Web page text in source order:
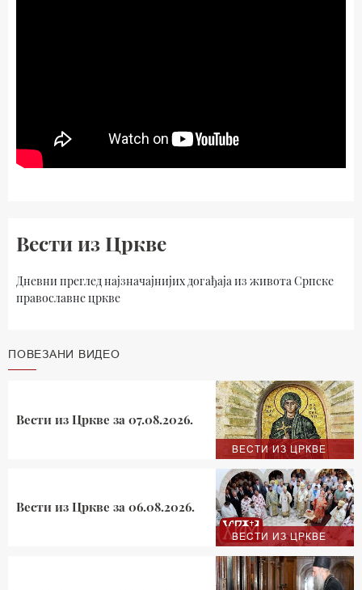
Вести из Цркве
Дневни преглед најзначајнијих догађаја из живота Српске
православне цркве
ПОВЕЗАНИ ВИДЕО
ВЕСТИ ИЗ ЦРКВЕ
Вести из Цркве за 07.08.2026.
ВЕСТИ ИЗ ЦРКВЕ
Вести из Цркве за 06.08.2026.